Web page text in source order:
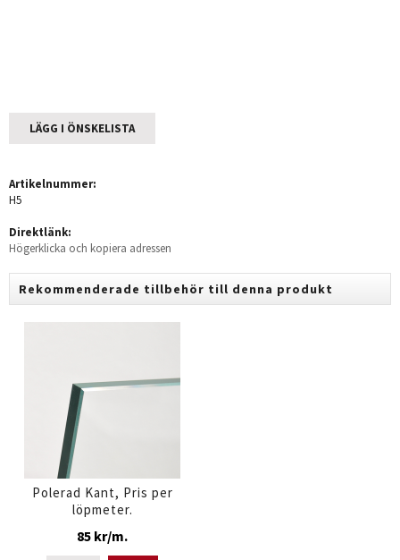
LÄGG I ÖNSKELISTA
Artikelnummer:
H5
Direktlänk:
Högerklicka och kopiera adressen
Rekommenderade tillbehör till denna produkt
Polerad Kant, Pris per
löpmeter.
85 kr/m.